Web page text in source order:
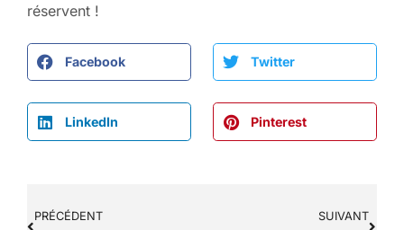
réservent !
Facebook Twitter
LinkedIn Pinterest
PRÉCÉDENT SUIVANT